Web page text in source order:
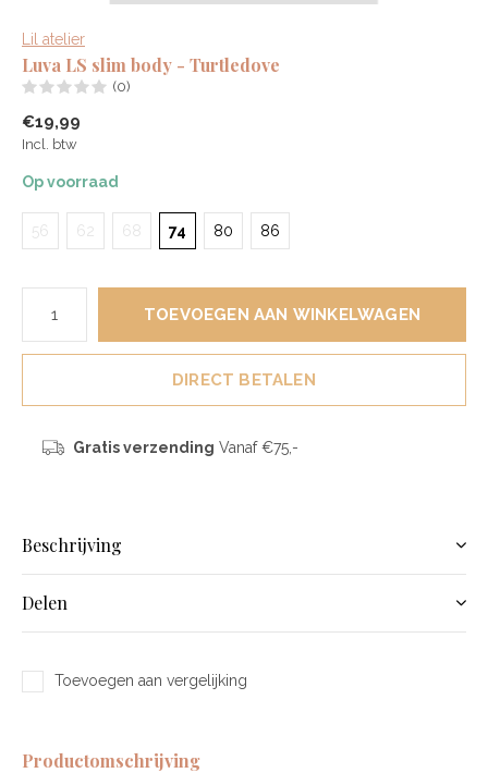
Lil atelier
Luva LS slim body - Turtledove
(0)
€19,99
Incl. btw
Op voorraad
56 62 68 74 80 86
TOEVOEGEN AAN WINKELWAGEN
DIRECT BETALEN
Gratis verzending Vanaf €75,-
Beschrijving
Delen
Toevoegen aan vergelijking
Productomschrijving